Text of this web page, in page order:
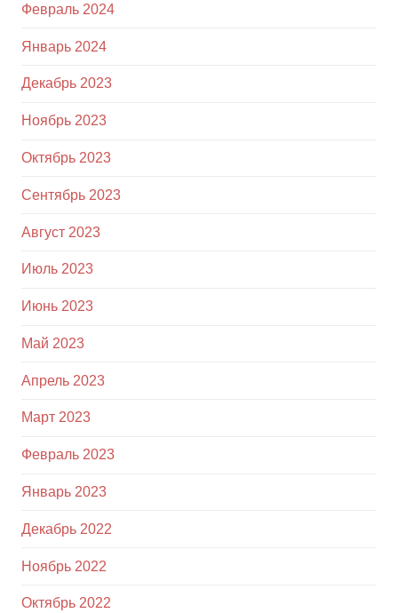
Февраль 2024
Январь 2024
Декабрь 2023
Ноябрь 2023
Октябрь 2023
Сентябрь 2023
Август 2023
Июль 2023
Июнь 2023
Май 2023
Апрель 2023
Март 2023
Февраль 2023
Январь 2023
Декабрь 2022
Ноябрь 2022
Октябрь 2022